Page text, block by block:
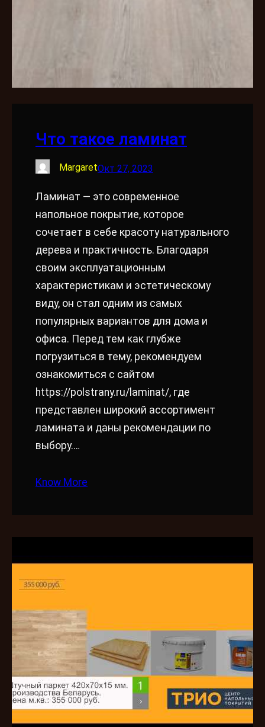
Что такое ламинат
MargaretОкт 27, 2023
Ламинат — это современное
напольное покрытие, которое
сочетает в себе красоту натурального
дерева и практичность. Благодаря
своим эксплуатационным
характеристикам и эстетическому
виду, он стал одним из самых
популярных вариантов для дома и
офиса. Перед тем как глубже
погрузиться в тему, рекомендуем
ознакомиться с сайтом
https://polstrany.ru/laminat/, где
представлен широкий ассортимент
ламината и даны рекомендации по
выбору.…
Know More